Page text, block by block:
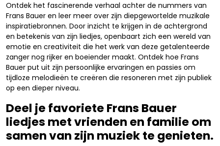
Ontdek het fascinerende verhaal achter de nummers van
Frans Bauer en leer meer over zijn diepgewortelde muzikale
inspiratiebronnen. Door inzicht te krijgen in de achtergrond
en betekenis van zijn liedjes, openbaart zich een wereld van
emotie en creativiteit die het werk van deze getalenteerde
zanger nog rijker en boeiender maakt. Ontdek hoe Frans
Bauer put uit zijn persoonlijke ervaringen en passies om
tijdloze melodieën te creëren die resoneren met zijn publiek
op een dieper niveau.
Deel je favoriete Frans Bauer
liedjes met vrienden en familie om
samen van zijn muziek te genieten.